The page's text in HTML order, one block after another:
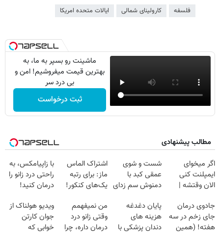
فلسفه کارولینای شمالی ایالات متحده امریکا
ماشینت رو بسپر به ما، به
بهترین قیمت میفروشیم! امن و
بی درد سر
ثبت درخواست
مطالب پیشنهادی
اگر میخوای
ایمپلنت کنی
الان وقتشه |
میلیون تومان!!!
شست و شوی
عمقی کبد با
دمنوش سم زدای
اشتراک الماس
ماز: برای رتبه
یک‌های کنکور!
با زاپیامکس، به
راحتی درد زانو را
درمان کنید!
جادوی درمان
جای زخم در سه
هفته! (همین
پایان دغدغه
هزینه های
دندان پزشکی با
من نمیفهمم
وقتی زانو درد
درمان داره، چرا
ویدیو هولناک از
جوان کارتن
خوابی که